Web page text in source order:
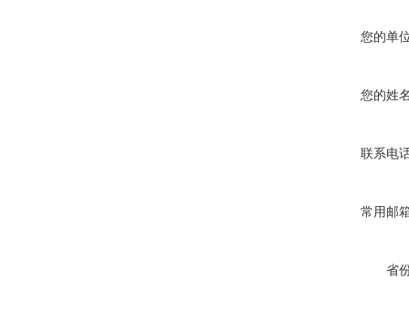
您的单
您的姓
联系电
常用邮
省